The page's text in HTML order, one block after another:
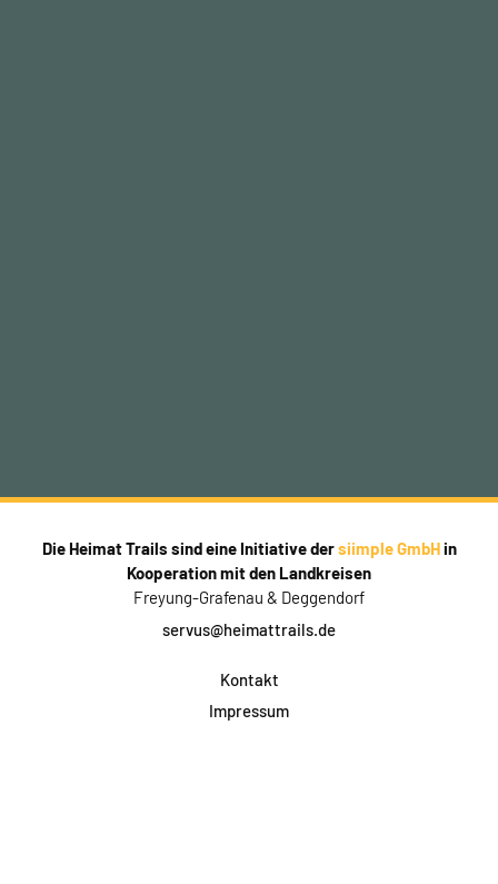
Die Heimat Trails sind eine Initiative dersiimple GmbHin
Kooperation mit den Landkreisen
Freyung-Grafenau & Deggendorf
servus@heimattrails.de
Kontakt
Impressum